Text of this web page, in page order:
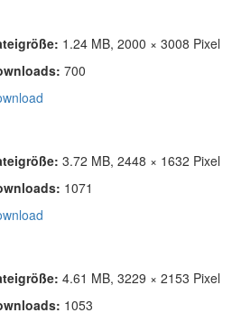
1.24 MB, 2000 × 3008 Pixel
700
3.72 MB, 2448 × 1632 Pixel
1071
4.61 MB, 3229 × 2153 Pixel
1053